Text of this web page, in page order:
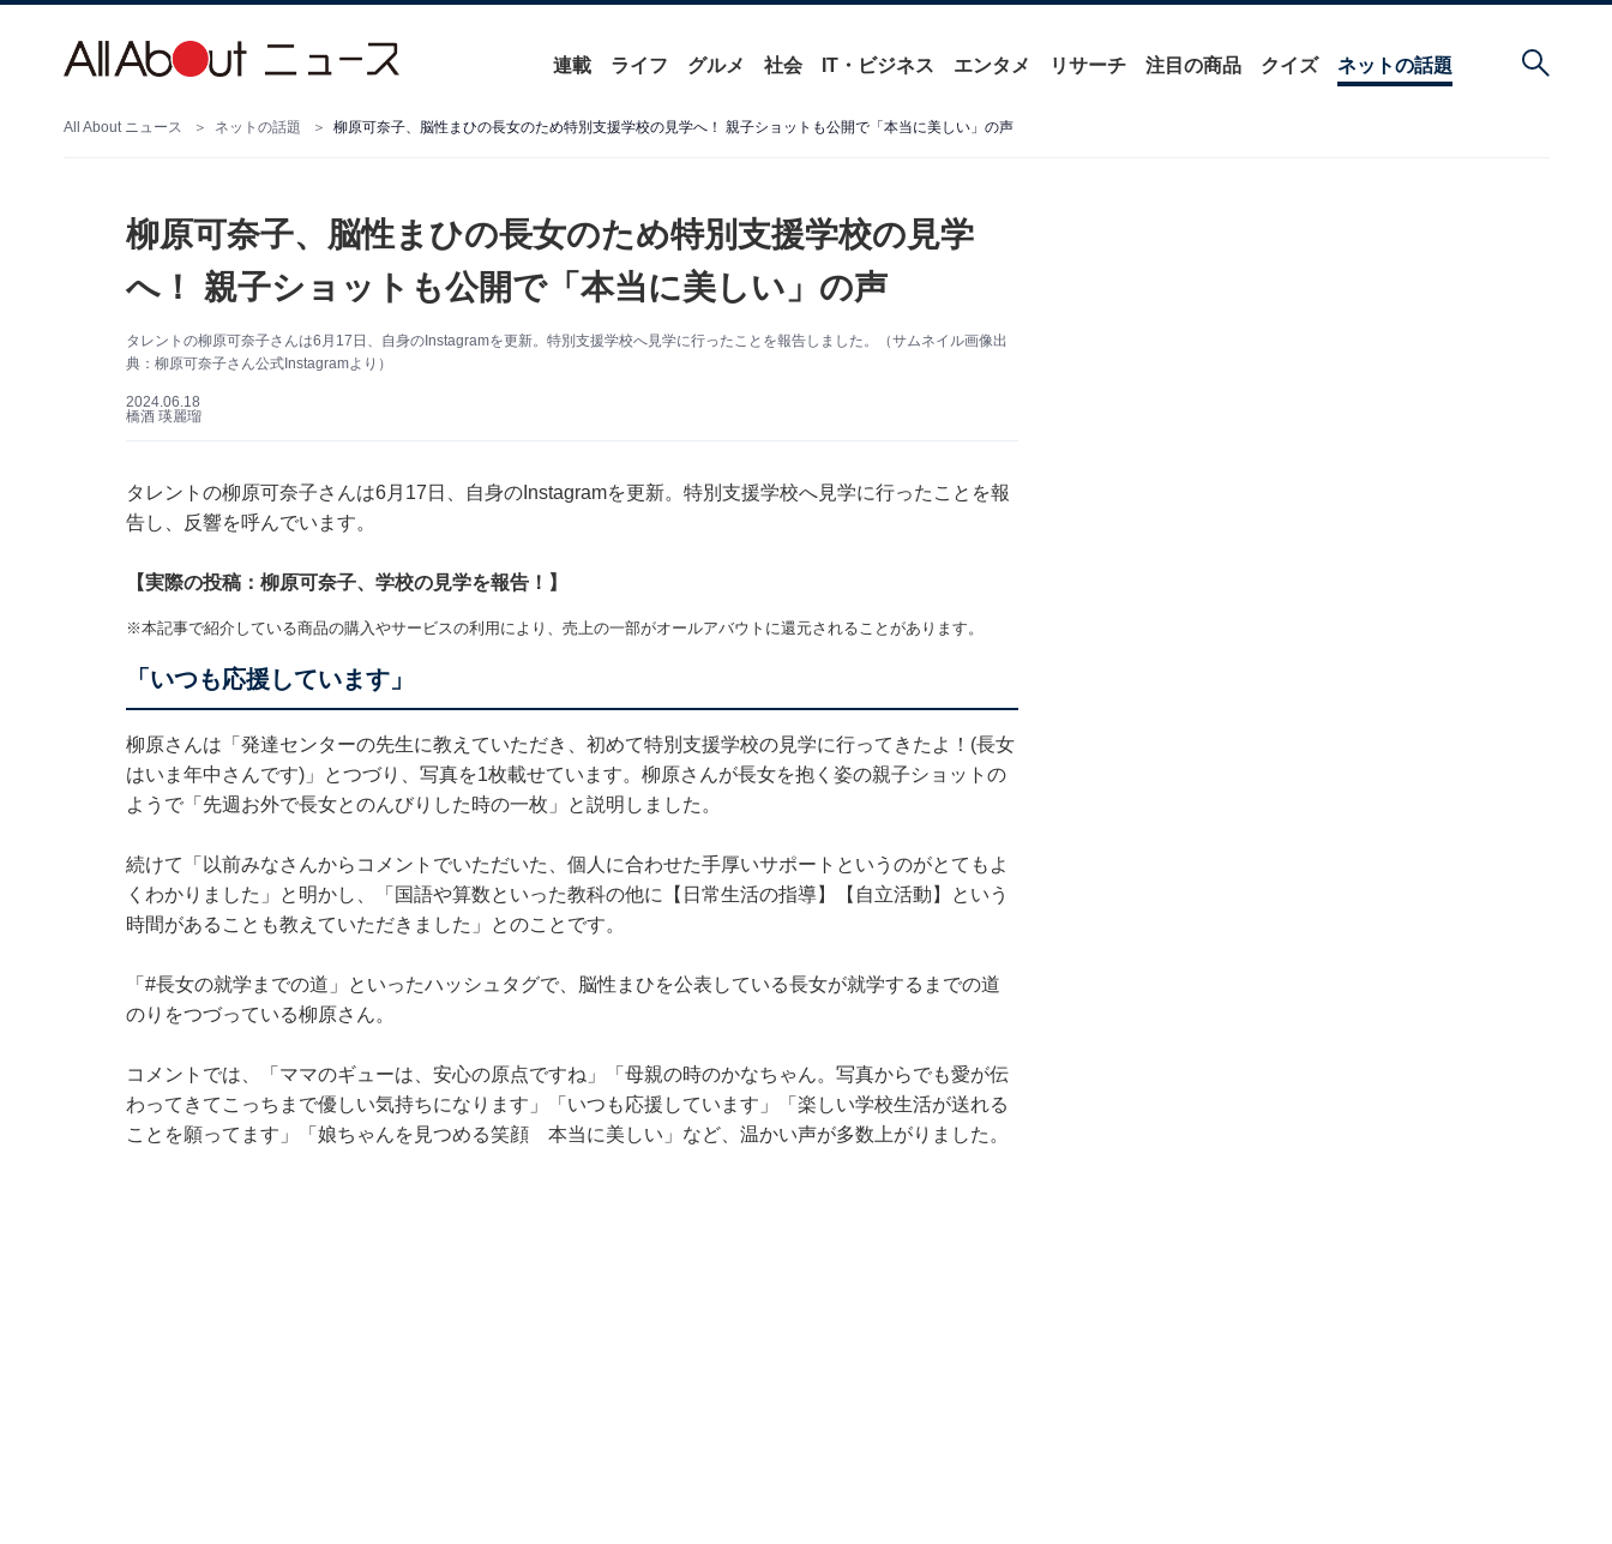
連載 ライフ グルメ 社会 IT・ビジネス エンタメ リサーチ 注目の商品 クイズ ネットの話題
All About ニュース ネットの話題 柳原可奈子、脳性まひの長女のため特別支援学校の見学へ！ 親子ショットも公開で「本当に美しい」の声
柳原可奈子、脳性まひの長女のため特別支援学校の見学
へ！ 親子ショットも公開で「本当に美しい」の声
タレントの柳原可奈子さんは6月17日、自身のInstagramを更新。特別支援学校へ見学に行ったことを報告しました。（サムネイル画像出
典：柳原可奈子さん公式Instagramより）
2024.06.18
橋酒 瑛麗瑠
タレントの柳原可奈子さんは6月17日、自身のInstagramを更新。特別支援学校へ見学に行ったことを報
告し、反響を呼んでいます。
【実際の投稿：柳原可奈子、学校の見学を報告！】
※本記事で紹介している商品の購入やサービスの利用により、売上の一部がオールアバウトに還元されることがあります。
「いつも応援しています」
柳原さんは「発達センターの先生に教えていただき、初めて特別支援学校の見学に行ってきたよ！(長女
はいま年中さんです)」とつづり、写真を1枚載せています。柳原さんが長女を抱く姿の親子ショットの
ようで「先週お外で長女とのんびりした時の一枚」と説明しました。
続けて「以前みなさんからコメントでいただいた、個人に合わせた手厚いサポートというのがとてもよ
くわかりました」と明かし、「国語や算数といった教科の他に【日常生活の指導】【自立活動】という
時間があることも教えていただきました」とのことです。
「#長女の就学までの道」といったハッシュタグで、脳性まひを公表している長女が就学するまでの道
のりをつづっている柳原さん。
コメントでは、「ママのギューは、安心の原点ですね」「母親の時のかなちゃん。写真からでも愛が伝
わってきてこっちまで優しい気持ちになります」「いつも応援しています」「楽しい学校生活が送れる
ことを願ってます」「娘ちゃんを見つめる笑顔 本当に美しい」など、温かい声が多数上がりました。